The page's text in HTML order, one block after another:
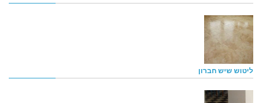
ליטוש שיש חברון